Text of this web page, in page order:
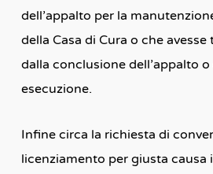
dell’appalto per la
della Casa di Cura o che
dalla conclusione dell’appalto o
esecuzione.
Infine circa la richiesta di
licenziamento per giusta causa